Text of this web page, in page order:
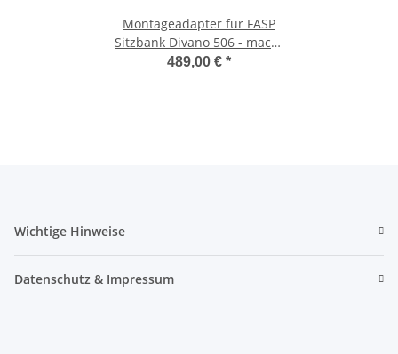
Montageadapter für FASP
Sitzbank Divano 506 - macht
den Einbau TÜV-konform
489,00 € *
Wichtige Hinweise
Datenschutz & Impressum